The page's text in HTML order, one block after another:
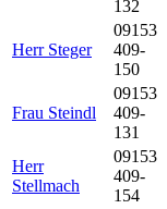
132
Herr Steger
09153
409-
150
Frau Steindl
09153
409-
131
Herr
Stellmach
09153
409-
154